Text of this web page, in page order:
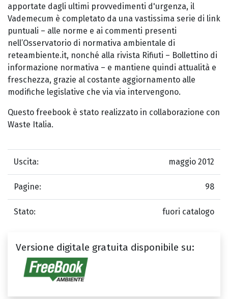
apportate dagli ultimi provvedimenti d'urgenza, il
Vademecum è completato da una vastissima serie di link
puntuali – alle norme e ai commenti presenti
nell’Osservatorio di normativa ambientale di
reteambiente.it, nonché alla rivista Rifiuti – Bollettino di
informazione normativa – e mantiene quindi attualità e
freschezza, grazie al costante aggiornamento alle
modifiche legislative che via via intervengono.
Questo freebook è stato realizzato in collaborazione con
Waste Italia.
Uscita: maggio 2012
Pagine: 98
Stato: fuori catalogo
Versione digitale gratuita disponibile su: